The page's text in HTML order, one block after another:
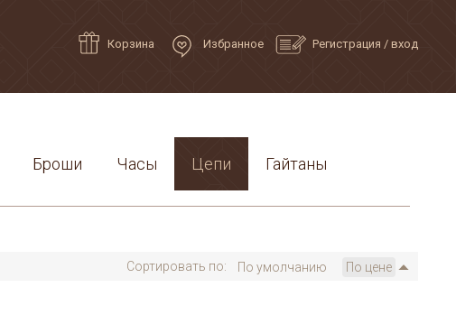
Корзина Избранное Регистрация / вход
Броши Часы Цепи Гайтаны
Сортировать по: По умолчанию По цене